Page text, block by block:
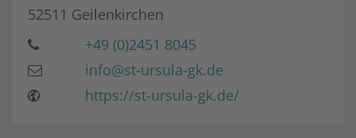
52511 Geilenkirchen
+49 (0)2451 8045
info@st-ursula-gk.de
https://st-ursula-gk.de/